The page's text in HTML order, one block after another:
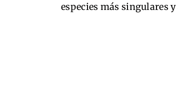
especies más singulares